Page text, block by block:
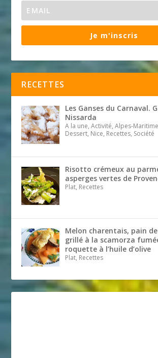
Je m'inscris
RECETTES
Les Ganses du Carnaval.
Nissarda
A la une, Activité, Alpes-
Dessert, Nice, Recettes, Société
Risotto crémeux au
asperges vertes de
Plat, Recettes
Melon charentais, pain
grillé à la scamorza
roquette à l’huile d’olive
Plat, Recettes